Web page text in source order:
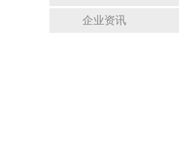
企业资讯